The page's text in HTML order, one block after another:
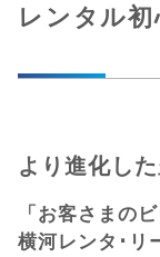
レンタル
より進化し
「お客さまの
横河レンタ･リ